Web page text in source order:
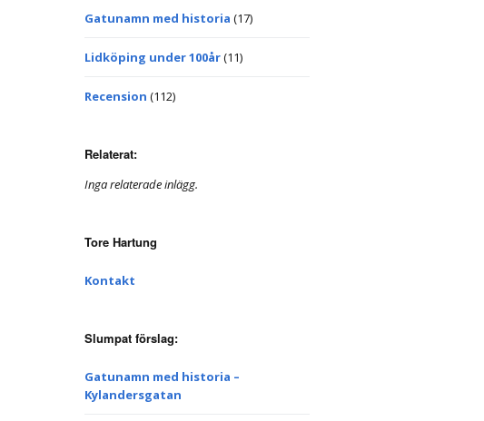
Gatunamn med historia (17)
Lidköping under 100år(11)
Recension (112)
Relaterat:
Inga relaterade inlägg.
Tore Hartung
Kontakt
Slumpat förslag:
Gatunamn med historia –
Kylandersgatan